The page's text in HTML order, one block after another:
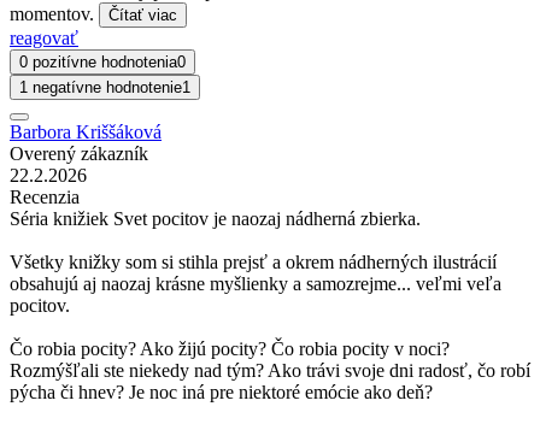
momentov.
Čítať viac
reagovať
0 pozitívne hodnotenia0
1 negatívne hodnotenie1
Barbora Kriššáková
Overený zákazník
22.2.2026
Recenzia
Séria knižiek Svet pocitov je naozaj nádherná zbierka.
Všetky knižky som si stihla prejsť a okrem nádherných ilustrácií
obsahujú aj naozaj krásne myšlienky a samozrejme... veľmi veľa
pocitov.
Čo robia pocity? Ako žijú pocity? Čo robia pocity v noci?
Rozmýšľali ste niekedy nad tým? Ako trávi svoje dni radosť, čo robí
pýcha či hnev? Je noc iná pre niektoré emócie ako deň?